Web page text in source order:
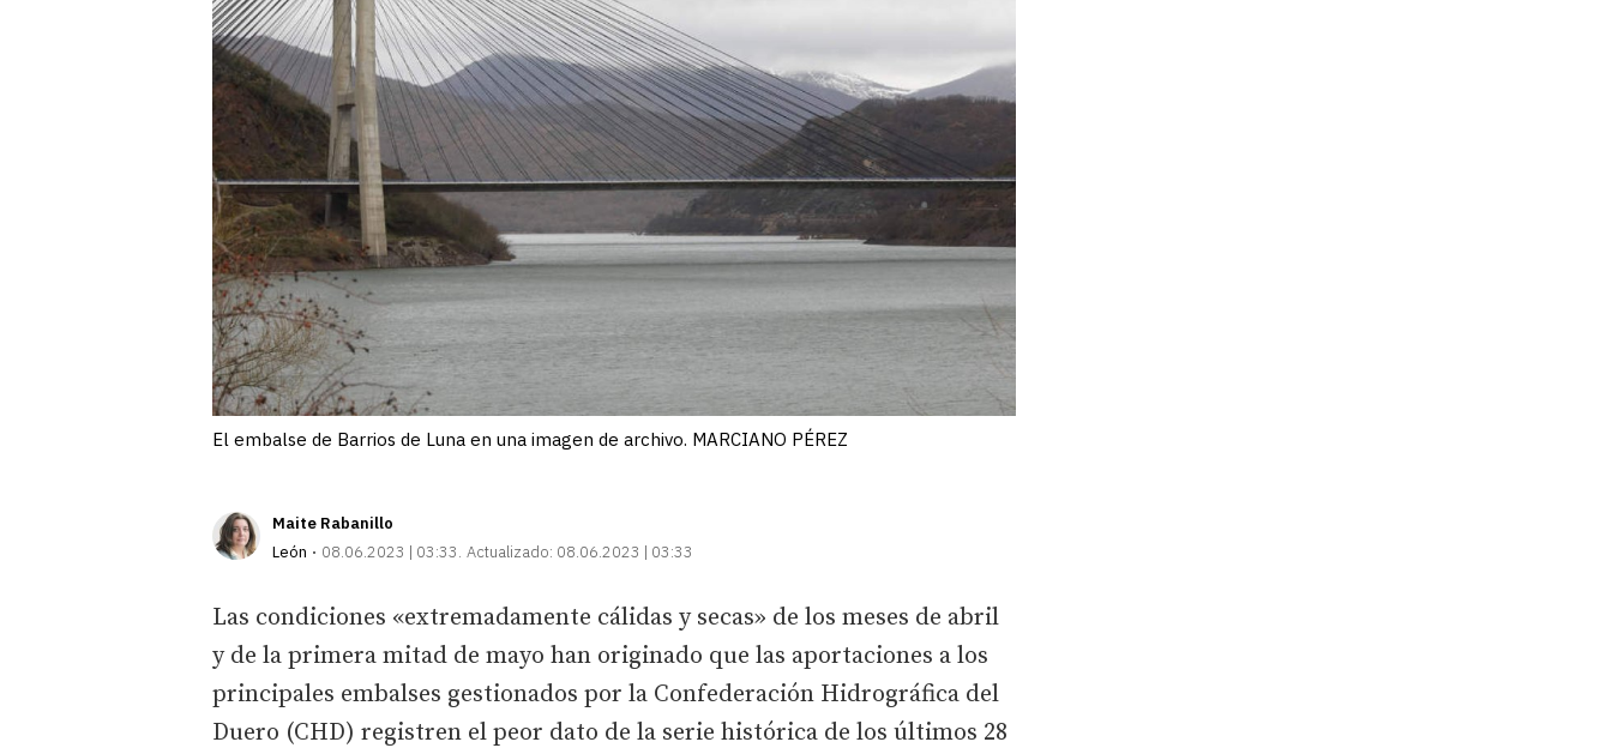
El embalse de Barrios de Luna en una imagen de archivo. MARCIANO PÉREZ
Maite Rabanillo
León
08.06.2023 | 03:33 Actualizado: 08.06.2023 | 03:33
Las condiciones «extremadamente cálidas y secas» de los meses de abril
y de la primera mitad de mayo han originado que las aportaciones a los
principales embalses gestionados por la Confederación Hidrográfica del
Duero (CHD) registren el peor dato de la serie histórica de los últimos 28